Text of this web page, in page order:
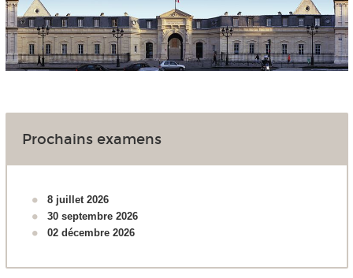
Prochains examens
8 juillet 2026
30 septembre 2026
02 décembre 2026